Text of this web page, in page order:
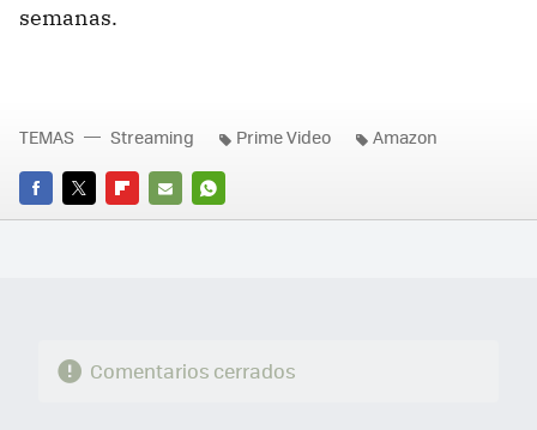
semanas.
FACEBOOK
TWITTERFLIPBOARD
E-
WHATSAPP
TEMAS Streaming Prime Video Amazon
Comentarios cerrados